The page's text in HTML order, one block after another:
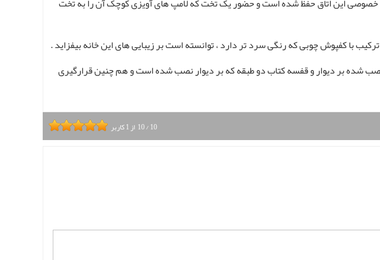
با کفپوش چوبی که رنگی سرد تر دارد ، توانسته است بر زیبایی های این خانه بیفزاید .
شده بر دیوار و قفسه کتاب دو طبقه که بر دیوار نصب شده است و هم چنین قرارگیری
10/10 از 1کاربر